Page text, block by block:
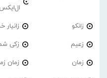
زانکو
زعیم زکی
زمان زمان